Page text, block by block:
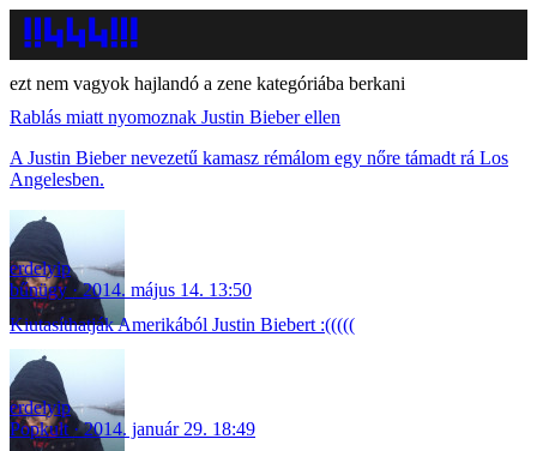
ezt nem vagyok hajlandó a zene kategóriába berkani
Rablás miatt nyomoznak Justin Bieber ellen
A Justin Bieber nevezetű kamasz rémálom egy nőre támadt rá Los
Angelesben.
erdelyip
bűnügy
2014. május 14. 13:50
Kiutasíthatják Amerikából Justin Biebert :(((((
erdelyip
Popkult
2014. január 29. 18:49